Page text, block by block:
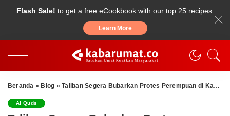
Flash Sale! to get a free eCookbook with our top 25 recipes.
Learn More
Beranda » Blog »Taliban Segera Bubarkan Protes Perempuan di Kabul
Al Quds